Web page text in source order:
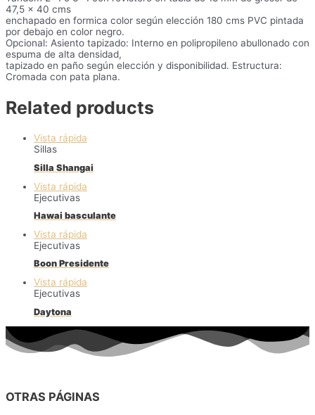
47,5 x 40 cms
enchapado en formica color según elección 180 cms PVC pintada
por debajo en color negro.
Opcional: Asiento tapizado: Interno en polipropileno abullonado con
espuma de alta densidad,
tapizado en paño según elección y disponibilidad. Estructura:
Cromada con pata plana.
Related products
Vista rápida
Sillas
Silla Shangai
Vista rápida
Ejecutivas
Hawai basculante
Vista rápida
Ejecutivas
Boon Presidente
Vista rápida
Ejecutivas
Daytona
OTRAS PÁGINAS